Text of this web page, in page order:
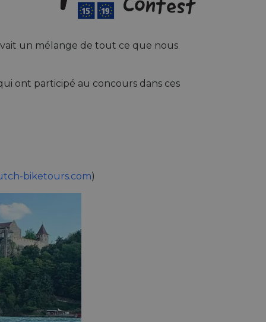
un mélange de tout ce que nous
ont participé au concours dans ces
biketours.com)